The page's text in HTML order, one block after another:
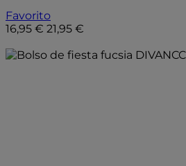
Favorito
16,95 € 21,95 €